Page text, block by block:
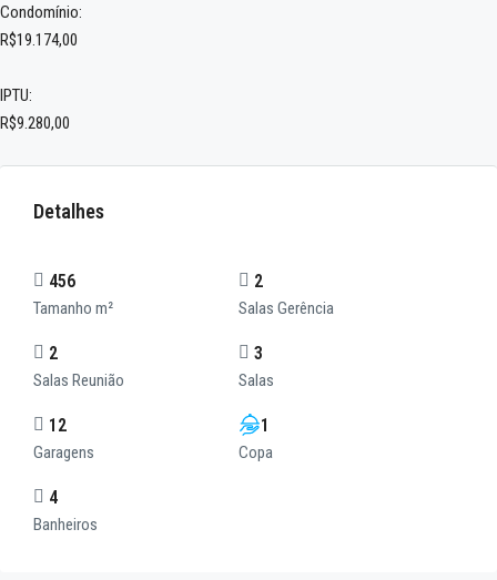
Condomínio:
R$19.174,00
IPTU:
R$9.280,00
Detalhes
456
Tamanho m²
2
Salas Gerência
2
Salas Reunião
3
Salas
12
Garagens
1
Copa
4
Banheiros